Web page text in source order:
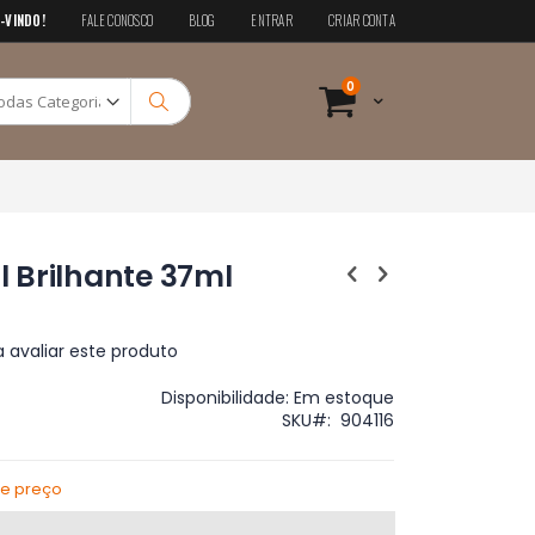
VINDO! FALE CONOSCO BLOG ENTRAR CRIAR CONTA
Cart
0 itens
Pesquisa
Brilhante 37ml
avaliar este produto
Disponibilidade: Em estoque
SKU
904116
preço